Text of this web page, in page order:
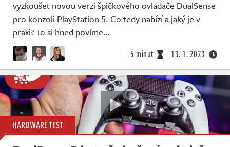
vyzkoušet novou verzi špičkového ovladače DualSense
pro konzoli PlayStation 5. Co tedy nabízí a jaký je v
praxi? To si hned povíme…
5 minut 13. 1. 2023
HARDWARE TEST